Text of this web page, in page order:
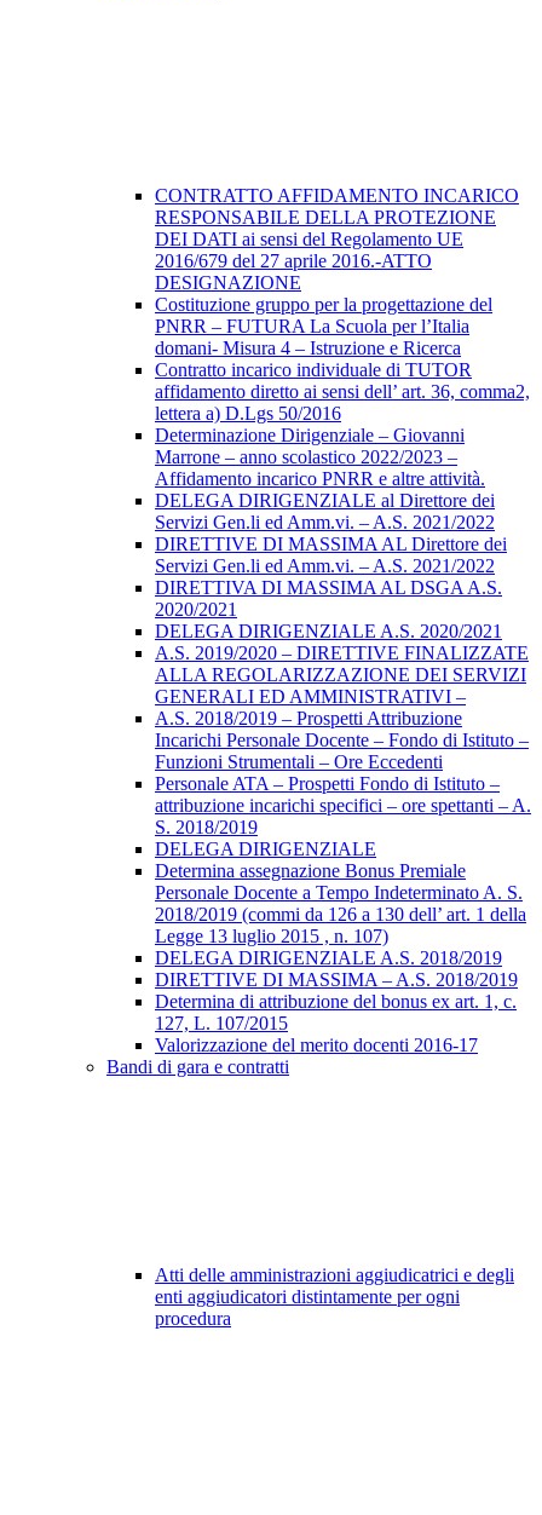
CONTRATTO AFFIDAMENTO INCARICO
RESPONSABILE DELLA PROTEZIONE
DEI DATI ai sensi del Regolamento UE
2016/679 del 27 aprile 2016.-ATTO
DESIGNAZIONE
Costituzione gruppo per la progettazione del
PNRR – FUTURA La Scuola per l’Italia
domani- Misura 4 – Istruzione e Ricerca
Contratto incarico individuale di TUTOR
affidamento diretto ai sensi dell’ art. 36, comma2,
lettera a) D.Lgs 50/2016
Determinazione Dirigenziale – Giovanni
Marrone – anno scolastico 2022/2023 –
Affidamento incarico PNRR e altre attività.
DELEGA DIRIGENZIALE al Direttore dei
Servizi Gen.li ed Amm.vi. – A.S. 2021/2022
DIRETTIVE DI MASSIMA AL Direttore dei
Servizi Gen.li ed Amm.vi. – A.S. 2021/2022
DIRETTIVA DI MASSIMA AL DSGA A.S.
2020/2021
DELEGA DIRIGENZIALE A.S. 2020/2021
A.S. 2019/2020 – DIRETTIVE FINALIZZATE
ALLA REGOLARIZZAZIONE DEI SERVIZI
GENERALI ED AMMINISTRATIVI –
A.S. 2018/2019 – Prospetti Attribuzione
Incarichi Personale Docente – Fondo di Istituto –
Funzioni Strumentali – Ore Eccedenti
Personale ATA – Prospetti Fondo di Istituto –
attribuzione incarichi specifici – ore spettanti – A.
S. 2018/2019
DELEGA DIRIGENZIALE
Determina assegnazione Bonus Premiale
Personale Docente a Tempo Indeterminato A. S.
2018/2019 (commi da 126 a 130 dell’ art. 1 della
Legge 13 luglio 2015 , n. 107)
DELEGA DIRIGENZIALE A.S. 2018/2019
DIRETTIVE DI MASSIMA – A.S. 2018/2019
Determina di attribuzione del bonus ex art. 1, c.
127, L. 107/2015
Valorizzazione del merito docenti 2016-17
Bandi di gara e contratti
Atti delle amministrazioni aggiudicatrici e degli
enti aggiudicatori distintamente per ogni
procedura